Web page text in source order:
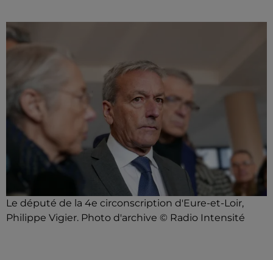
Le député de la 4e circonscription d'Eure-et-Loir,
Philippe Vigier. Photo d'archive © Radio Intensité